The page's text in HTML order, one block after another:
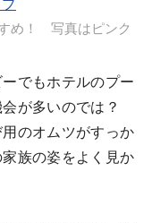
め！ 写真はピンク
でもホテルのプー
会が多いのでは？
のオムツがすっか
族の姿をよく見か